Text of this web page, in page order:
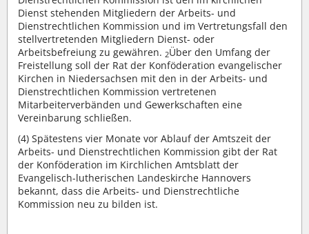
Dienst stehenden Mitgliedern der Arbeits- und
Dienstrechtlichen Kommission und im Vertretungsfall den
stellvertretenden Mitgliedern Dienst- oder
Arbeitsbefreiung zu gewähren. 2Über den Umfang der
Freistellung soll der Rat der Konföderation evangelischer
Kirchen in Niedersachsen mit den in der Arbeits- und
Dienstrechtlichen Kommission vertretenen
Mitarbeiterverbänden und Gewerkschaften eine
Vereinbarung schließen.
(4) Spätestens vier Monate vor Ablauf der Amtszeit der
Arbeits- und Dienstrechtlichen Kommission gibt der Rat
der Konföderation im Kirchlichen Amtsblatt der
Evangelisch-lutherischen Landeskirche Hannovers
bekannt, dass die Arbeits- und Dienstrechtliche
Kommission neu zu bilden ist.